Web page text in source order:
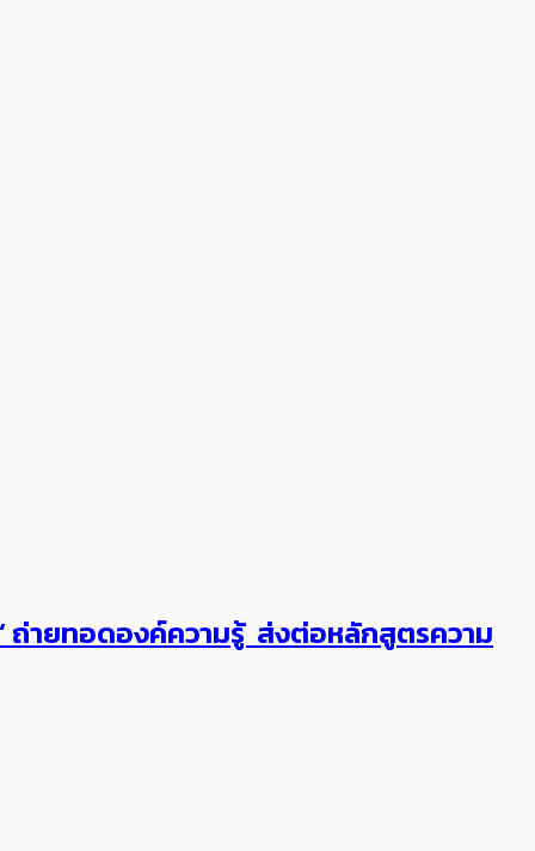
ถ่ายทอดองค์ความรู้ ส่งต่อหลักสูตรความ